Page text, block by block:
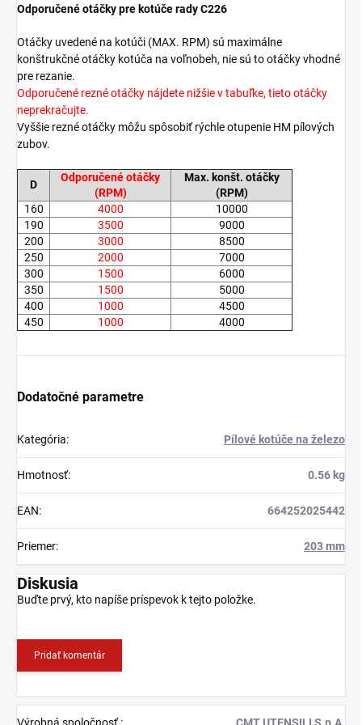
Odporučené otáčky pre kotúče rady C226
Otáčky uvedené na kotúči (MAX. RPM) sú maximálne
konštrukčné otáčky kotúča na voľnobeh, nie sú to otáčky vhodné
pre rezanie.
Odporučené rezné otáčky nájdete nižšie v tabuľke, tieto otáčky
neprekračujte.
Vyššie rezné otáčky môžu spôsobiť rýchle otupenie HM pílových
zubov.
D
Odporučené otáčky
(RPM)
Max. konšt. otáčky
(RPM)
160
4000
10000
190
3500
9000
200
3000
8500
250
2000
7000
300
1500
6000
350
1500
5000
400
1000
4500
450
1000 4000
Dodatočné parametre
Kategória: Pílové kotúče na železo
Hmotnosť: 0.56 kg
EAN: 664252025442
Priemer: 203 mm
Diskusia
Buďte prvý, kto napíše príspevok k tejto položke.
Pridať komentár